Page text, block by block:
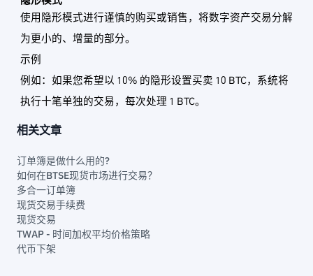
使用隐形模式进行谨慎的购买或销售，将数字资产交易分解
为更小的、增量的部分。
示例
例如：如果您希望以 10% 的隐形设置买卖 10 BTC，系统将
执行十笔单独的交易，每次处理 1 BTC。
相关文章
订单簿是做什么用的?
如何在BTSE现货市场进行交易？
多合一订单簿
现货交易手续费
现货交易
TWAP - 时间加权平均价格策略
代币下架